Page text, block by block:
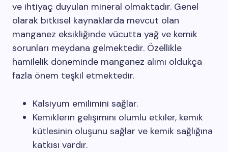
ve ihtiyaç duyulan mineral olmaktadır. Genel
olarak bitkisel kaynaklarda mevcut olan
manganez eksikliğinde vücutta yağ ve kemik
sorunları meydana gelmektedir. Özellikle
hamilelik döneminde manganez alımı oldukça
fazla önem teşkil etmektedir.
Kalsiyum emilimini sağlar.
Kemiklerin gelişimini olumlu etkiler, kemik
kütlesinin oluşunu sağlar ve kemik sağlığına
katkısı vardır.